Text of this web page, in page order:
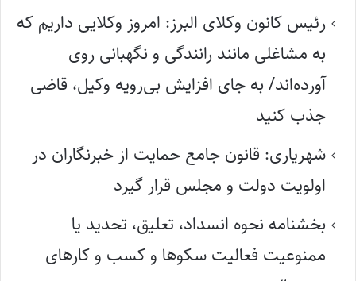
رئیس کانون وکلای البرز: امروز وکلایی داریم که
به مشاغلی مانند رانندگی و نگهبانی روی
آورده‌اند/ به جای افزایش بی‌رویه وکیل، قاضی
جذب کنید
شهریاری: قانون جامع حمایت از خبرنگاران در
اولویت دولت و مجلس قرار گیرد
بخشنامه نحوه انسداد، تعلیق، تحدید یا
ممنوعیت فعالیت سکوها و کسب و کارهای